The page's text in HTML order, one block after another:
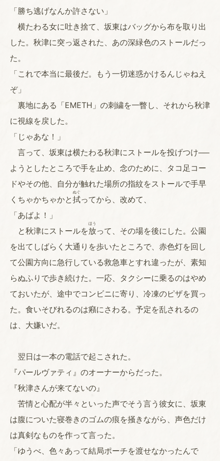
「勝ち逃げなんか許さない」
横たわる女に吐き捨て、坂東はバッグから布を取り出
した。秋津に突っ返された、あの深緑色のストールだっ
た。
「これで本当に最後だ。もう一切迷惑かけるんじゃねえ
ぞ」
裏地にある「EMETH」の刺繍を一瞥し、それから秋津
に視線を戻した。
「じゃあな！」
言って、坂東は横たわる秋津にストールを投げつけ──
ようとしたところで手を止め、念のために、タコ足コー
ドやその他、自分が触れた場所の指紋をストールで手早
くちゃかちゃかと拭
ぬぐ
ってから、改めて、
「あばよ！」
と秋津にストールを放
ほう
って、その場を後にした。公園
を出てしばらく大通りを歩いたところで、赤色灯を回し
て公園方向に急行している救急車とすれ違ったが、素知
らぬふりで歩き続けた。一応、タクシーに乗るのはやめ
ておいたが、途中でコンビニに寄り、冷凍のピザを買っ
た。食いそびれるのは癪にさわる。予定を乱されるの
は、大嫌いだ。
翌日は一本の電話で起こされた。
『パールヴァティ』のオーナーからだった。
『秋津さんが来てないの』
苦情と心配が半々といった声でそう言う彼女に、坂東
は腹についた寝巻きのゴムの痕を掻きながら、声色だけ
は真剣なものを作って言った。
「ゆうべ、色々あって結局ポーチを渡せなかったんで